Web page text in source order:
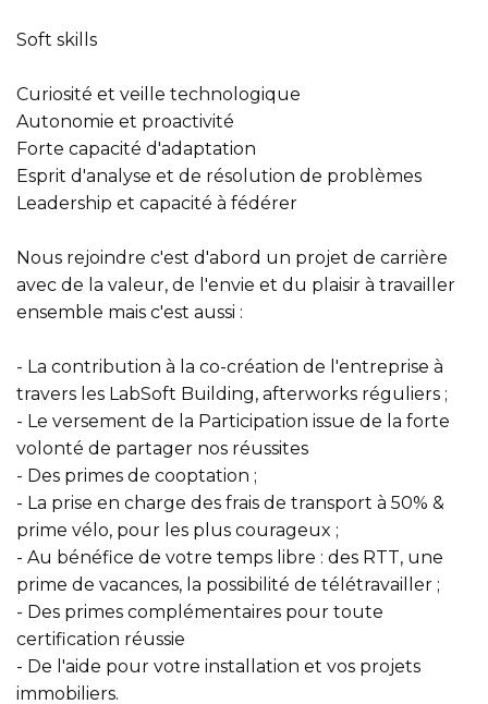
Soft skills
Curiosité et veille technologique
Autonomie et proactivité
Forte capacité d'adaptation
Esprit d'analyse et de résolution de problèmes
Leadership et capacité à fédérer
Nous rejoindre c'est d'abord un projet de carrière
avec de la valeur, de l'envie et du plaisir à travailler
ensemble mais c'est aussi :
- La contribution à la co-création de l'entreprise à
travers les LabSoft Building, afterworks réguliers ;
- Le versement de la Participation issue de la forte
volonté de partager nos réussites
- Des primes de cooptation ;
- La prise en charge des frais de transport à 50% &
prime vélo, pour les plus courageux ;
- Au bénéfice de votre temps libre : des RTT, une
prime de vacances, la possibilité de télétravailler ;
- Des primes complémentaires pour toute
certification réussie
- De l'aide pour votre installation et vos projets
immobiliers.